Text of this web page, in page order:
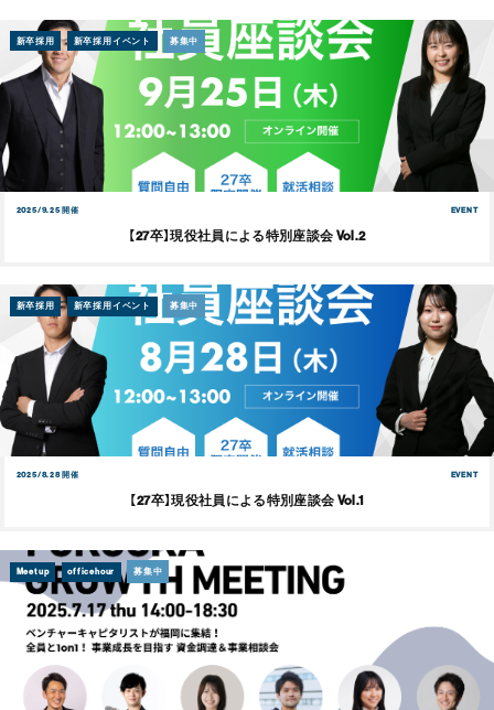
新卒採用 新卒採用イベント 募集中
2025/9.25 開催 EVENT
【27卒】現役社員による特別座談会 Vol.2
新卒採用 新卒採用イベント 募集中
2025/8.28 開催 EVENT
【27卒】現役社員による特別座談会 Vol.1
Meetup officehour 募集中